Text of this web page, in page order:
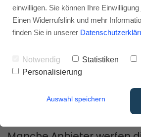
Internal Linking Tool
dich.
Stephan Ochmann
Stell dir vor: Die Suche
ist wie eine
Schatzsuche.
einwilligen. Sie können Ihre
Einen Widerrufslink und mehr
finden Sie in unserer
Notwendig Statistiken
Personalisierung
Auswahl speichern